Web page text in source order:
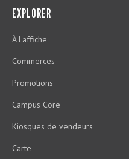
EXPLORER
À l'affiche
Commerces
Promotions
Campus Core
Kiosques de vendeurs
Carte